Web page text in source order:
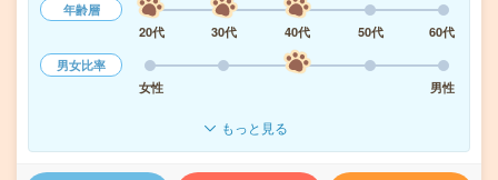
年齢層
20代
30代 40代 50代
60代
男女比率
女性
男性
もっと見る